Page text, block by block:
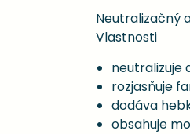
Neutralizačný
Vlastnosti
neutralizuje
rozjasňuje
dodáva
obsahuje